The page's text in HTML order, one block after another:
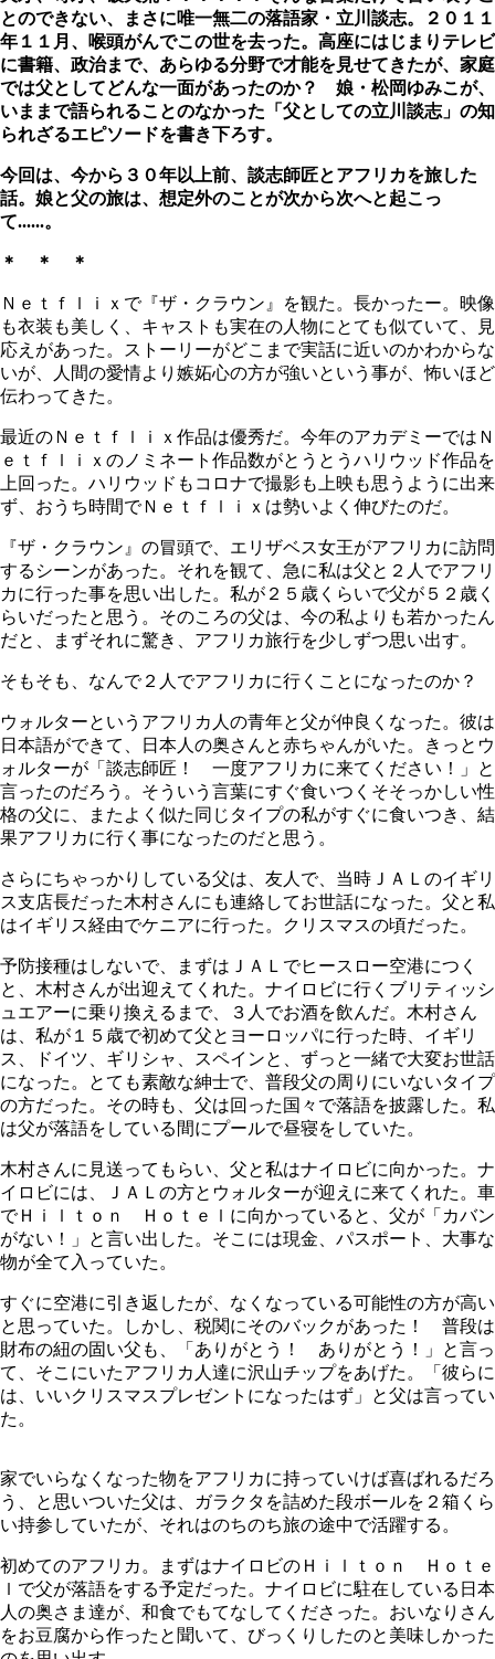
とのできない、まさに唯一無二の落語家・立川談志。２０１１
年１１月、喉頭がんでこの世を去った。高座にはじまりテレビ
に書籍、政治まで、あらゆる分野で才能を見せてきたが、家庭
では父としてどんな一面があったのか？ 娘・松岡ゆみこが、
いままで語られることのなかった「父としての立川談志」の知
られざるエピソードを書き下ろす。
今回は、今から３０年以上前、談志師匠とアフリカを旅した
話。娘と父の旅は、想定外のことが次から次へと起こっ
て......。
＊ ＊ ＊
Ｎｅｔｆｌｉｘで『ザ・クラウン』を観た。長かったー。映像
も衣装も美しく、キャストも実在の人物にとても似ていて、見
応えがあった。ストーリーがどこまで実話に近いのかわからな
いが、人間の愛情より嫉妬心の方が強いという事が、怖いほど
伝わってきた。
最近のＮｅｔｆｌｉｘ作品は優秀だ。今年のアカデミーではＮ
ｅｔｆｌｉｘのノミネート作品数がとうとうハリウッド作品を
上回った。ハリウッドもコロナで撮影も上映も思うように出来
ず、おうち時間でＮｅｔｆｌｉｘは勢いよく伸びたのだ。
『ザ・クラウン』の冒頭で、エリザベス女王がアフリカに訪問
するシーンがあった。それを観て、急に私は父と２人でアフリ
カに行った事を思い出した。私が２５歳くらいで父が５２歳く
らいだったと思う。そのころの父は、今の私よりも若かったん
だと、まずそれに驚き、アフリカ旅行を少しずつ思い出す。
そもそも、なんで２人でアフリカに行くことになったのか？
ウォルターというアフリカ人の青年と父が仲良くなった。彼は
日本語ができて、日本人の奥さんと赤ちゃんがいた。きっとウ
ォルターが「談志師匠！ 一度アフリカに来てください！」と
言ったのだろう。そういう言葉にすぐ食いつくそそっかしい性
格の父に、またよく似た同じタイプの私がすぐに食いつき、結
果アフリカに行く事になったのだと思う。
さらにちゃっかりしている父は、友人で、当時ＪＡＬのイギリ
ス支店長だった木村さんにも連絡してお世話になった。父と私
はイギリス経由でケニアに行った。クリスマスの頃だった。
予防接種はしないで、まずはＪＡＬでヒースロー空港につく
と、木村さんが出迎えてくれた。ナイロビに行くブリティッシ
ュエアーに乗り換えるまで、３人でお酒を飲んだ。木村さん
は、私が１５歳で初めて父とヨーロッパに行った時、イギリ
ス、ドイツ、ギリシャ、スペインと、ずっと一緒で大変お世話
になった。とても素敵な紳士で、普段父の周りにいないタイプ
の方だった。その時も、父は回った国々で落語を披露した。私
は父が落語をしている間にプールで昼寝をしていた。
木村さんに見送ってもらい、父と私はナイロビに向かった。ナ
イロビには、ＪＡＬの方とウォルターが迎えに来てくれた。車
でＨｉｌｔｏｎ Ｈｏｔｅｌに向かっていると、父が「カバン
がない！」と言い出した。そこには現金、パスポート、大事な
物が全て入っていた。
すぐに空港に引き返したが、なくなっている可能性の方が高い
と思っていた。しかし、税関にそのバックがあった！ 普段は
財布の紐の固い父も、「ありがとう！ ありがとう！」と言っ
て、そこにいたアフリカ人達に沢山チップをあげた。「彼らに
は、いいクリスマスプレゼントになったはず」と父は言ってい
た。
家でいらなくなった物をアフリカに持っていけば喜ばれるだろ
う、と思いついた父は、ガラクタを詰めた段ボールを２箱くら
い持参していたが、それはのちのち旅の途中で活躍する。
初めてのアフリカ。まずはナイロビのＨｉｌｔｏｎ Ｈｏｔｅ
ｌで父が落語をする予定だった。ナイロビに駐在している日本
人の奥さま達が、和食でもてなしてくださった。おいなりさん
をお豆腐から作ったと聞いて、びっくりしたのと美味しかった